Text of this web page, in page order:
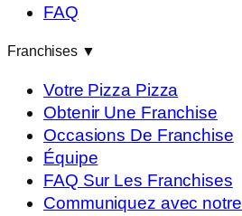
FAQ
Franchises ▼
Votre Pizza Pizza
Obtenir Une Franchise
Occasions De Franchise
Équipe
FAQ Sur Les Franchises
Communiquez avec